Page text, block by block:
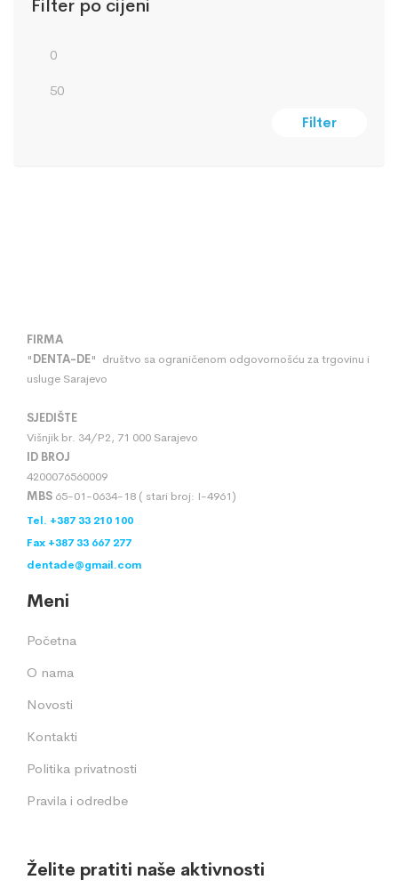
Filter po cijeni
Filter
FIRMA
"DENTA-DE" društvo sa ograničenom odgovornošću za trgovinu i
usluge Sarajevo
SJEDIŠTE
Višnjik br. 34/P2, 71 000 Sarajevo
ID BROJ
4200076560009
MBS 65-01-0634-18 ( stari broj: I-4961)
Tel. +387 33 210 100
Fax +387 33 667 277
dentade@gmail.com
Meni
Početna
O nama
Novosti
Kontakti
Politika privatnosti
Pravila i odredbe
Želite pratiti naše aktivnosti